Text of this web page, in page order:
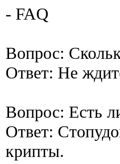
- FAQ
Вопрос:
Ответ: Не
Вопрос: Есть
Ответ:
крипты.